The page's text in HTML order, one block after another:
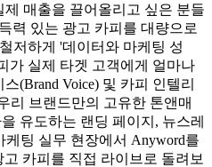
매출을 끌어올리고 싶은 분들
력 있는 광고 카피를 대량으로
저하게 '데이터와 마케팅 성
가 실제 타겟 고객에게 얼마나
(Brand Voice) 및 카피 인텔리
리 브랜드만의 고유한 톤앤매
유도하는 랜딩 페이지, 뉴스레
팅 실무 현장에서 Anyword를
카피를 직접 라이브로 돌려보